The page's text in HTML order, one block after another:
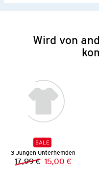
Wird von
SALE
3 Jungen Unterhemden
Vorheriger
17,99 € Neuer Preis:
15,00 €